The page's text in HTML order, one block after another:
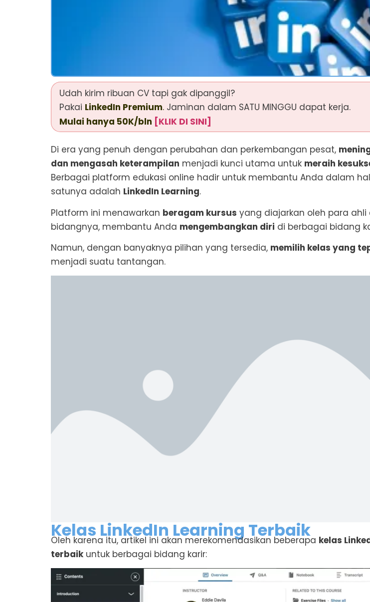
Udah kirim ribuan CV tapi gak dipanggil?
Pakai LinkedIn Premium. Jaminan dalam SATU MINGGU dapat kerja.
Mulai hanya 50K/bln [KLIK DI SINI]
Di era yang penuh dengan perubahan dan perkembangan pesat,
dan mengasah keterampilan menjadi kunci utama untuk meraih
Berbagai platform edukasi online hadir untuk membantu Anda dalam
satunya adalah LinkedIn Learning.
Platform ini menawarkan beragam kursus yang diajarkan oleh para ahli
bidangnya, membantu Anda mengembangkan diri di berbagai bidang
Namun, dengan banyaknya pilihan yang tersedia, memilih kelas yang
menjadi suatu tantangan.
Kelas LinkedIn Learning Terbaik
Oleh karena itu, artikel ini akan merekomendasikan beberapa kelas
terbaik untuk berbagai bidang karir: